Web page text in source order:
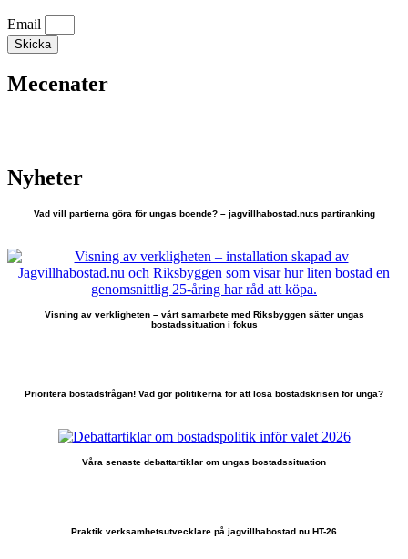
Email
Skicka
Mecenater
Nyheter
Vad vill partierna göra för ungas boende? – jagvillhabostad.nu:s partiranking
Visning av verkligheten – vårt samarbete med Riksbyggen sätter ungas
bostadssituation i fokus
Prioritera bostadsfrågan! Vad gör politikerna för att lösa bostadskrisen för unga?
Våra senaste debattartiklar om ungas bostadssituation
Praktik verksamhetsutvecklare på jagvillhabostad.nu HT-26